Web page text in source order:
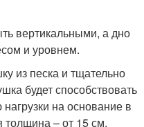
вертикальными, а дно
и уровнем.
из песка и тщательно
будет способствовать
на основание в
– от 15 см.